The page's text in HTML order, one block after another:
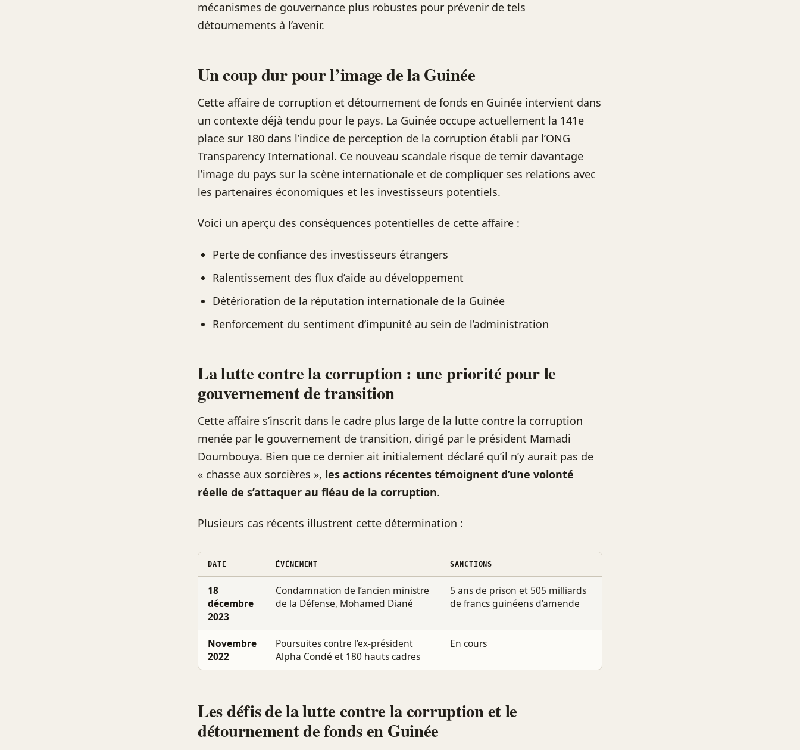
mécanismes de gouvernance plus robustes pour prévenir de tels
détournements à l’avenir.
Un coup dur pour l’image de la Guinée
Cette affaire de corruption et détournement de fonds en Guinée intervient dans
un contexte déjà tendu pour le pays. La Guinée occupe actuellement la 141e
place sur 180 dans l’indice de perception de la corruption établi par l’ONG
Transparency International. Ce nouveau scandale risque de ternir davantage
l’image du pays sur la scène internationale et de compliquer ses relations avec
les partenaires économiques et les investisseurs potentiels.
Voici un aperçu des conséquences potentielles de cette affaire :
Perte de confiance des investisseurs étrangers
Ralentissement des flux d’aide au développement
Détérioration de la réputation internationale de la Guinée
Renforcement du sentiment d’impunité au sein de l’administration
La lutte contre la corruption : une priorité pour le
gouvernement de transition
Cette affaire s’inscrit dans le cadre plus large de la lutte contre la corruption
menée par le gouvernement de transition, dirigé par le président Mamadi
Doumbouya. Bien que ce dernier ait initialement déclaré qu’il n’y aurait pas de
« chasse aux sorcières », les actions récentes témoignent d’une volonté
réelle de s’attaquer au fléau de la corruption.
Plusieurs cas récents illustrent cette détermination :
DATE ÉVÉNEMENT SANCTIONS
18
décembre
2023
Condamnation de l’ancien ministre
de la Défense, Mohamed Diané
5 ans de prison et 505 milliards
de francs guinéens d’amende
Novembre
2022
Poursuites contre l’ex-président
Alpha Condé et 180 hauts cadres
En cours
Les défis de la lutte contre la corruption et le
détournement de fonds en Guinée